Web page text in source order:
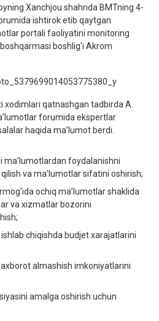
Xanchjou shahrida BMTning 4-
ishtirok etib qaytgan
portali faoliyatini monitoring
boshlig‘i Akrom
qatnashgan tadbirda A.
forumida ekspertlar
haqida ma’lumot berdi.
ma’lumotlardan foydalanishni
va ma’lumotlar sifatini oshirish;
ochiq ma’lumotlar shaklida
va xizmatlar bozorini
chiqishda budjet xarajatlarini
almashish imkoniyatlarini
amalga oshirish uchun